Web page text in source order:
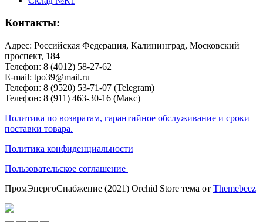
Контакты:
Адрес: Российская Федерация, Калининград, Московский
проспект, 184
Телефон: 8 (4012) 58-27-62
E-mail: tpo39@mail.ru
Телефон: 8 (9520) 53-71-07 (Telegram)
Телефон: 8 (911) 463-30-16 (Макс)
Политика по возвратам, гарантийное обслуживание и сроки
поставки товара.
Политика конфиденциальности
Пользовательское соглашение
ПромЭнергоСнабжение (2021) Orchid Store тема от Themebeez